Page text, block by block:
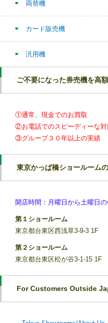
両替機
カード販売機
汎用機
ご不要になった券売機を高
①通常、現金でのお買取
②お電話でのスピーディーな対
③グループ３０年以上の実績
東京かっぱ橋ショールーム
開店時間：月曜日から土曜日
第１ショールーム
東京都台東区西浅草3-9-3 1F
第２ショールーム
東京都台東区松が谷3-1-15 1F
For Customers Outside